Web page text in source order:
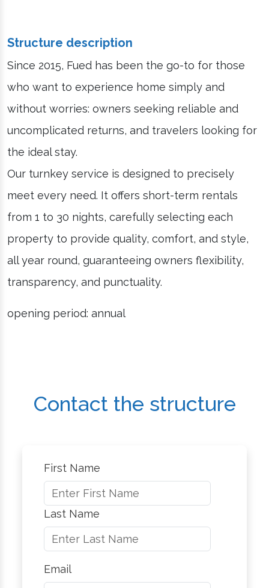
Structure description
Since 2015, Fued has been the go-to for those
who want to experience home simply and
without worries: owners seeking reliable and
uncomplicated returns, and travelers looking for
the ideal stay.
Our turnkey service is designed to precisely
meet every need. It offers short-term rentals
from 1 to 30 nights, carefully selecting each
property to provide quality, comfort, and style,
all year round, guaranteeing owners flexibility,
transparency, and punctuality.
opening period: annual
Contact the structure
First Name
Last Name
Email